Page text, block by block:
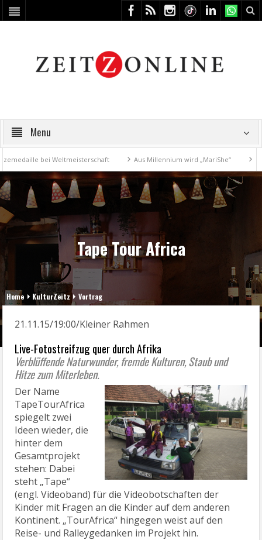
Menu
bei Weltmeisterschaft Aus Millennium wird „MariShe“ 4.
Tape Tour Africa
Home KulturZeitz Vortrag
21.11.15/19:00/Kleiner Rahmen
Live-Fotostreifzug quer durch Afrika
Verblüffende Naturwunder, fremde Kulturen, Staub und
Hitze zum Miterleben.
Der Name
TapeTourAfrica
spiegelt zwei
Ideen wieder, die
hinter dem
Gesamtprojekt
stehen: Dabei
steht „Tape“
(engl. Videoband) für die Videobotschaften der
Kinder mit Fragen an die Kinder auf dem anderen
Kontinent. „TourAfrica“ hingegen weist auf den
Reise- und Ralleygedanken im Projekt hin.